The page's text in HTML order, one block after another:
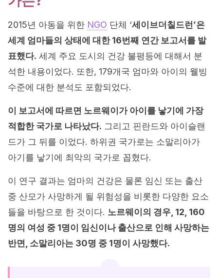
2015년 아동을 위한 NGO 단체 ‘세이브더칠드런’은
세계 엄마들의 상태에 대한 16번째 연간 보고서를 발
표했다. 세계 주요 도시의 건강 불평등에 대해서 분
석한 내용이었다. 또한, 179개국 엄마와 아이의 웰빙
수준에 대한 분석도 포함되었다.
이 보고서에 따르면 노르웨이가 아이를 낳기에 가장
적합한 국가로 나타났다. 그리고 핀란드와 아이슬랜
드가 그 뒤를 이었다. 하위권 국가로는 소말리아가
아기를 낳기에 최악의 국가로 꼽혔다.
이 연구 결과는 엄마의 건강은 물론 임신 또는 출산
중 산모가 사망하게 될 위험성을 비롯한 다양한 요소
들을 바탕으로 한 것이다. 노르웨이의 경우, 12, 160
명의 여성 중 1명이 임신이나 출산으로 인해 사망하는
반면, 소말리아는 30명 중 1명이 사망했다.